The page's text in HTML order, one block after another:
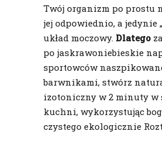
Twój organizm po prostu
jej odpowiednio, a jedynie
układ moczowy. Dlatego
po jaskrawoniebieskie
sportowców
barwnikami, stwórz
izotoniczny w 2 minuty w
kuchni, wykorzystując
czystego ekologicznie